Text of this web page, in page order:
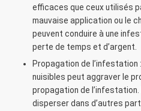
efficaces que ceux utilisés
mauvaise application ou le
peuvent conduire à une
perte de temps et d’argent.
Propagation de l’infestation
nuisibles peut aggraver le
propagation de
disperser dans d’autres